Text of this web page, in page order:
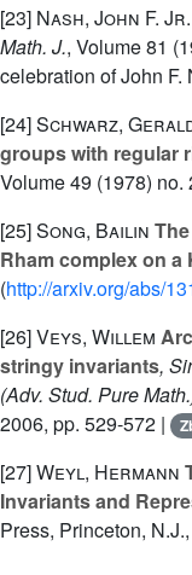
[23] Nash, John F. Jr.
Math. J., Volume 81
celebration of John F.
[24]Schwarz,
groups with regular
Volume 49 (1978) no.
[25]Song, Bailin
Rham complex on a
(http://arxiv.org/abs/
[26]Veys, Willem
stringy invariants,
(Adv. Stud. Pure
2006, pp. 529-572 |
[27]Weyl, Hermann
Invariants and
Press, Princeton,